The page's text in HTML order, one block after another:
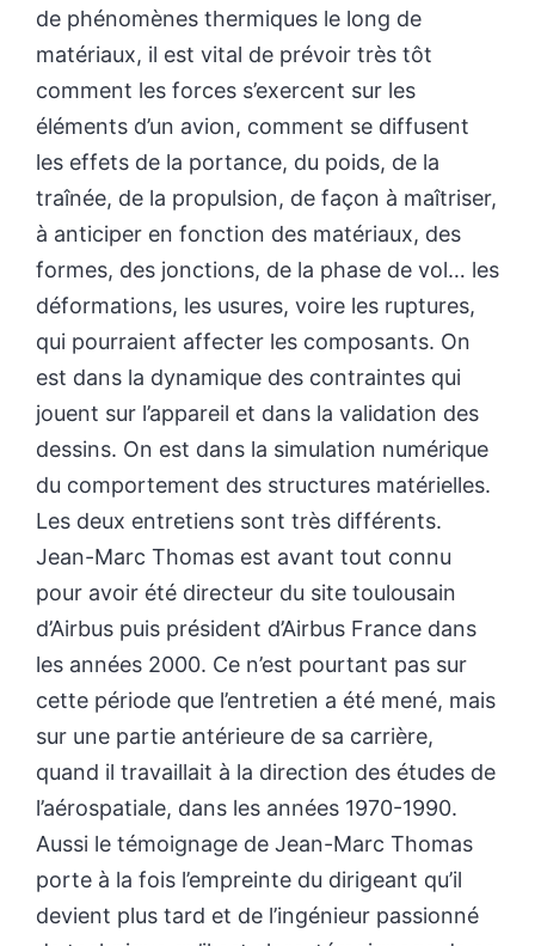
de phénomènes thermiques le long de
matériaux, il est vital de prévoir très tôt
comment les forces s’exercent sur les
éléments d’un avion, comment se diffusent
les effets de la portance, du poids, de la
traînée, de la propulsion, de façon à maîtriser,
à anticiper en fonction des matériaux, des
formes, des jonctions, de la phase de vol… les
déformations, les usures, voire les ruptures,
qui pourraient affecter les composants. On
est dans la dynamique des contraintes qui
jouent sur l’appareil et dans la validation des
dessins. On est dans la simulation numérique
du comportement des structures matérielles.
Les deux entretiens sont très différents.
Jean-Marc Thomas est avant tout connu
pour avoir été directeur du site toulousain
d’Airbus puis président d’Airbus France dans
les années 2000. Ce n’est pourtant pas sur
cette période que l’entretien a été mené, mais
sur une partie antérieure de sa carrière,
quand il travaillait à la direction des études de
l’aérospatiale, dans les années 1970-1990.
Aussi le témoignage de Jean-Marc Thomas
porte à la fois l’empreinte du dirigeant qu’il
devient plus tard et de l’ingénieur passionné